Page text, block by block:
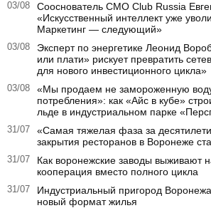
03/08
Сооснователь CMO Club Russia
«Искусственный интеллект уже
Маркетинг — следующий»
03/08
Эксперт по энергетике Леонид
или плати» рискует превратить
для нового инвестиционного цикла»
03/08
«Мы продаем не замороженную
потребления»: как «Айс в кубе»
льде в индустриальном парке
31/07
«Самая тяжелая фаза за
закрытия ресторанов в Воронеже
31/07
Как воронежские заводы выживают
кооперация вместо полного цикла
31/07
Индустриальный пригород
новый формат жилья